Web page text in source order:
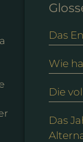
Das
Wie
Die
Das